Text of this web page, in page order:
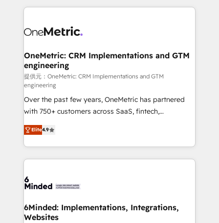
smarter marketing, sales, and customer success
Iberia (Spain & Portugal), we combine human insight
growth. Our multidisciplinary team designs solutions
that simplify complexity, boost performance, and
turn innovation into real impact. 🌍 Highlights •
HubSpot Partner since 2012 • 2022 EMEA Impact
Award: Best Integration • 150+ successful HubSpot
projects • Clients in 30+ industries • Proprietary
technology for integrations • Multilingual team:
English, Spanish, Portuguese & Italian 👉 Grow
smarter with AI and HubSpot.
OneMetric: CRM Implementations and GTM
engineering
提供元：OneMetric: CRM Implementations and GTM
engineering
Over the past few years, OneMetric has partnered
with 750+ customers across SaaS, fintech,
healthcare, real estate, and other industries. With
150+ HubSpot-certified experts, we deliver scalable
solutions to complex GTM and RevOps challenges.
Our Expertise 🔹 Onboarding & Implementation:
tailored to your GTM motion. 🔹 Migrations: Move
downtime. 🔹 RevOps Strategy: Align teams,
processes, and data to drive revenue efficiency. 🔹
Elite4.9
6Minded: Implementations, Integrations,
Websites